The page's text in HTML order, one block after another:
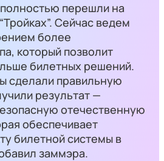
перешли на
Сейчас ведем
более
который позволит
билетных решений.
сделали правильную
результат —
отечественную
обеспечивает
билетной системы в
заммэра.